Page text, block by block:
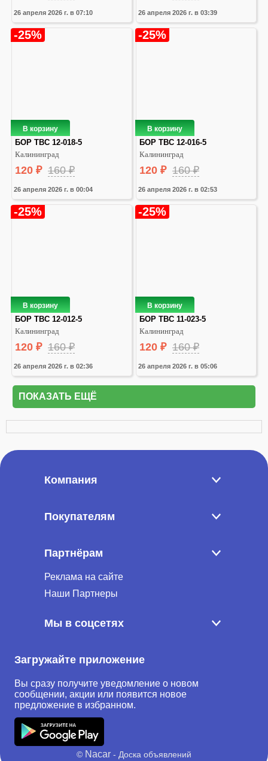
26 апреля 2026 г. в 07:10 26 апреля 2026 г. в 03:39
В корзину
-25%
26 апреля 2026 г. в 00:04
БОР ТВС 12-018-5
Калининград
120 ₽ 160₽
В корзину
-25%
26 апреля 2026 г. в 02:53
БОР ТВС 12-016-5
Калининград
120 ₽ 160₽
В корзину
-25%
26 апреля 2026 г. в 02:36
БОР ТВС 12-012-5
Калининград
120 ₽ 160₽
В корзину
-25%
26 апреля 2026 г. в 05:06
БОР ТВС 11-023-5
Калининград
120 ₽ 160₽
ПОКАЗАТЬ ЕЩЁ
Компания
Покупателям
Партнёрам
Реклама на сайте
Наши Партнеры
Мы в соцсетях
Загружайте приложение
Вы сразу получите уведомление о новом
сообщении, акции или появится новое
предложение в избранном.
© Nacar - Доска объявлений